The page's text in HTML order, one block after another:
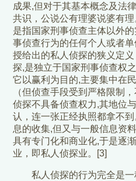
成果,但对于其基本概念及法
共识，公说公有理婆说婆有
是指国家刑事侦查主体以外
事侦查行为的任何个人或者
授给出的私人侦探的狭义定
探,是独立于国家刑事侦查权
它以赢利为目的,主要集中在
（但侦查手段受到严格限制
侦探不具备侦查权力,其地位
认，连一张正经执照都拿不到
息的收集,但又与一般信息资
具有专门化和商业化,于是逐
业，即私人侦探业。[3]
私人侦探的行为完全是